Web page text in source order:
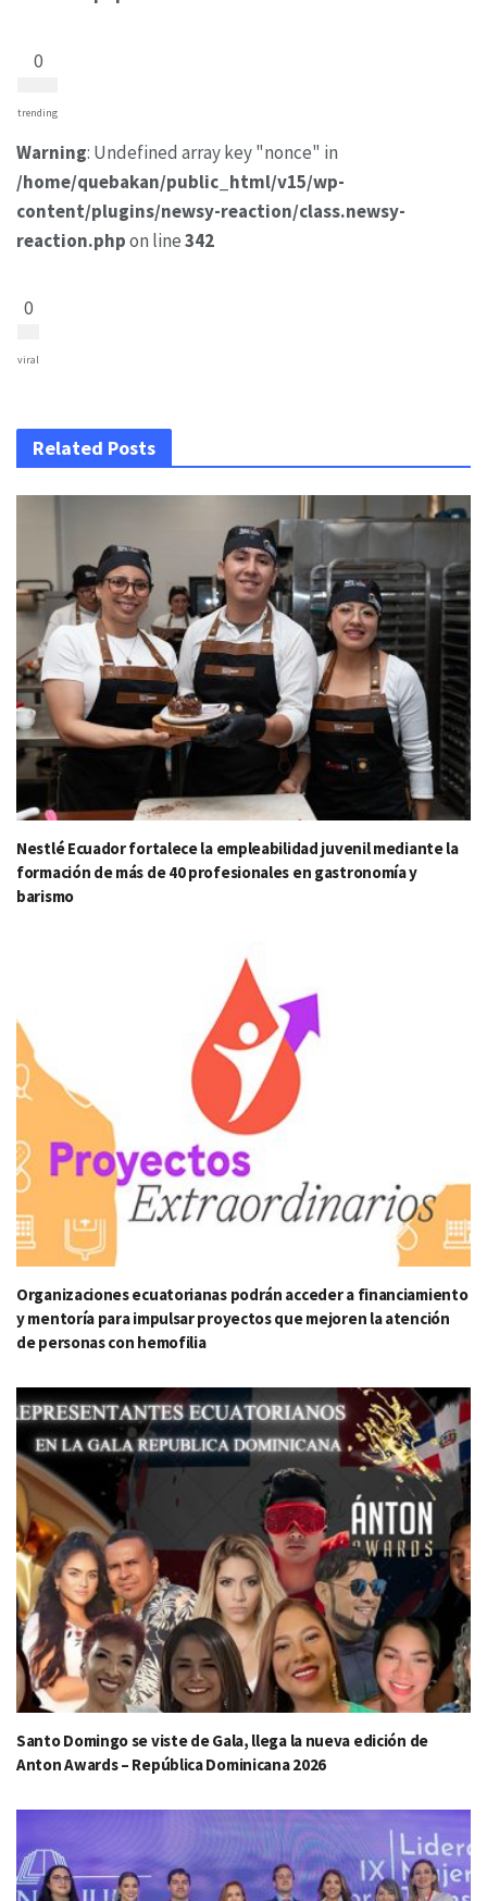
0
trending
Warning: Undefined array key "nonce" in
/home/quebakan/public_html/v15/wp-
content/plugins/newsy-reaction/class.newsy-
reaction.phpon line342
0
viral
Related Posts
Nestlé Ecuador fortalece la empleabilidad juvenil mediante la
formación de más de 40 profesionales en gastronomía y
barismo
Organizaciones ecuatorianas podrán acceder a financiamiento
y mentoría para impulsar proyectos que mejoren la atención
de personas con hemofilia
Santo Domingo se viste de Gala, llega la nueva edición de
Anton Awards – República Dominicana 2026